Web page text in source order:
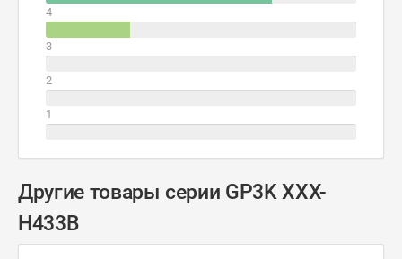
4
3
2
1
Другие товары серии GP3K XXX-
H433B